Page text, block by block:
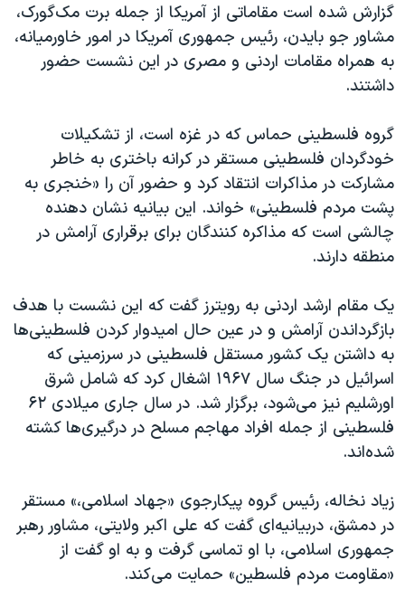
گزارش شده است مقاماتی از آمریکا از جمله برت مک‌گورک،
مشاور جو بایدن، رئیس جمهوری آمریکا در امور خاورمیانه،
به همراه مقامات اردنی و مصری در این نشست حضور
داشتند.
گروه فلسطینی حماس که در غزه است، از تشکیلات
خودگردان فلسطینی مستقر در کرانه باختری به خاطر
مشارکت در مذاکرات انتقاد کرد و حضور آن را «خنجری به
پشت مردم فلسطینی» خواند. این بیانیه نشان دهنده
چالشی است که مذاکره کنندگان برای برقراری آرامش در
منطقه دارند.
یک مقام ارشد اردنی به رویترز گفت که این نشست با هدف
بازگرداندن آرامش و در عین حال امیدوار کردن فلسطینی‌ها
به داشتن یک کشور مستقل فلسطینی در سرزمینی که
اسرائیل در جنگ سال ۱۹۶۷ اشغال کرد که شامل شرق
اورشلیم نیز می‌شود، برگزار شد. در سال جاری میلادی ۶۲
فلسطینی از جمله افراد مهاجم مسلح در درگیری‌ها کشته
شده‌اند.
زیاد نخاله، رئیس گروه پیکارجوی «جهاد اسلامی،» مستقر
در دمشق، دربیانیه‌ای گفت که علی اکبر ولایتی، مشاور رهبر
جمهوری اسلامی، با او تماسی گرفت و به او گفت از
«مقاومت مردم فلسطین» حمایت می‌کند.